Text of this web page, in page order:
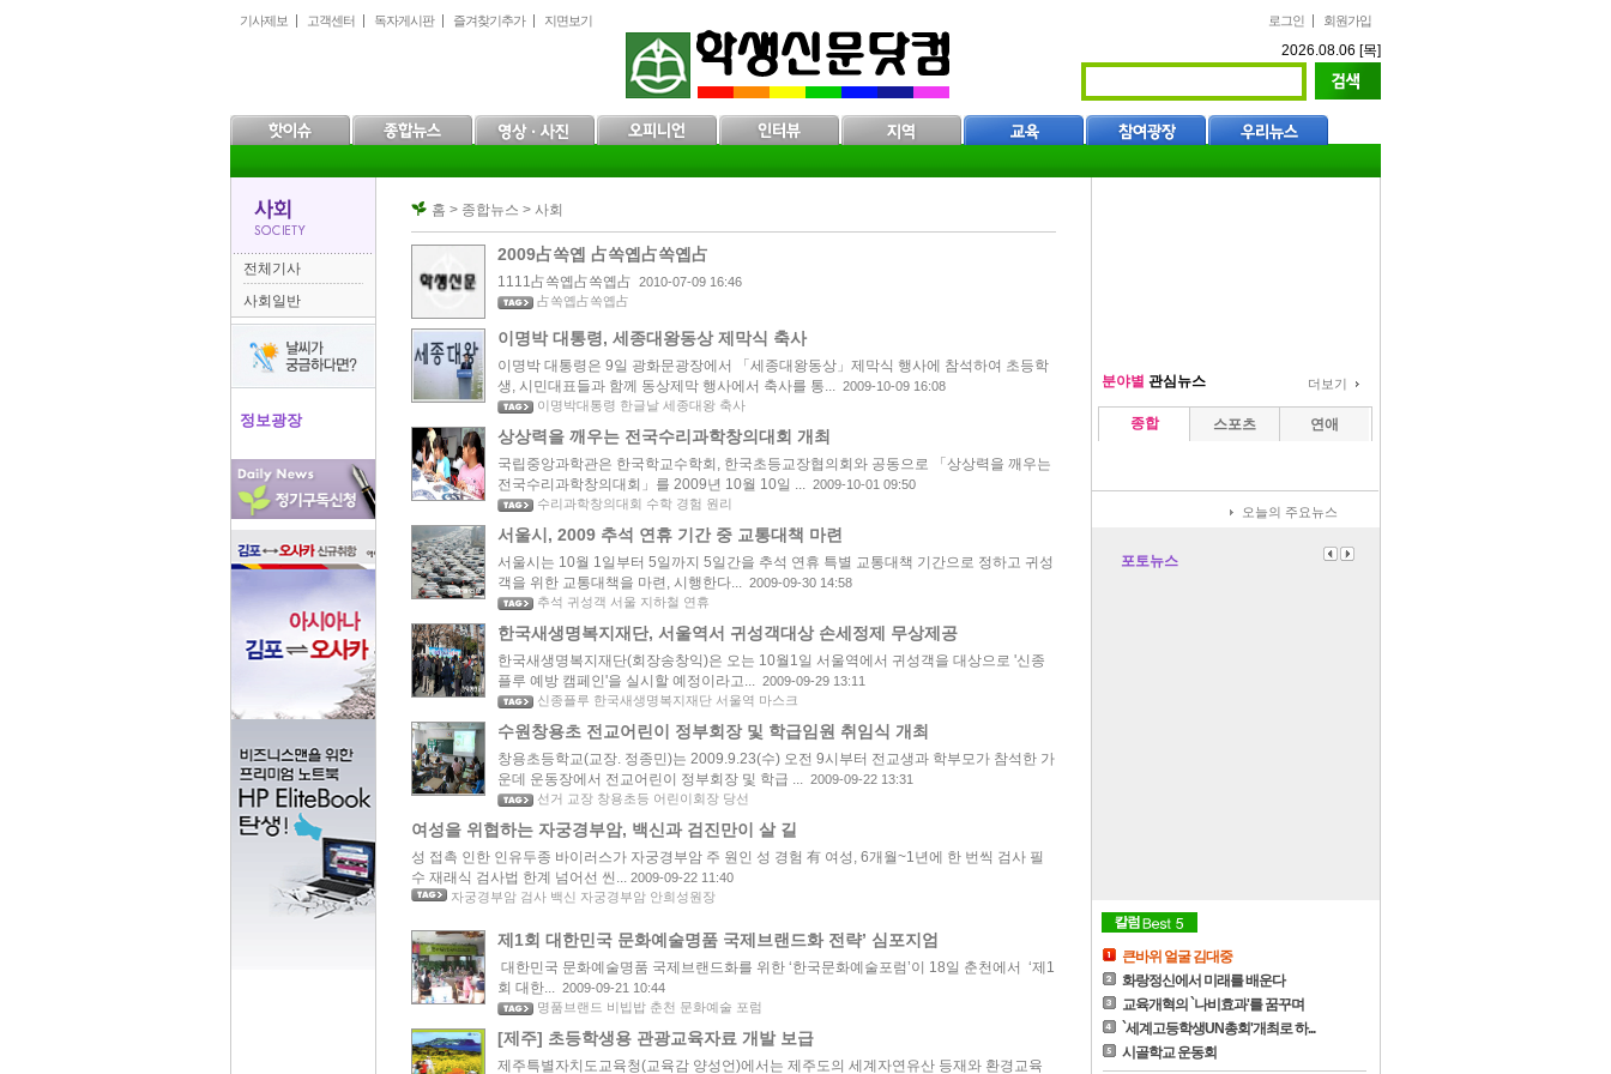
문
로
인
바
위
바
로그인 회원가입
기사제보 고객센터 독자게시판 즐겨찾기추가 지면보기
2026.08.06 [목]
전체기사
사회일반
정보광장
홈 > 종합뉴스 > 사회
2009占쏙옙 占쏙옙占쏙옙占
1111占쏙옙占쏙옙占 2010-07-09 16:46
占쏙옙占쏙옙占
이명박 대통령, 세종대왕동상 제막식 축사
이명박 대통령은 9일 광화문광장에서 「세종대왕동상」제막식 행사에 참석하여 초등학
생, 시민대표들과 함께 동상제막 행사에서 축사를 통... 2009-10-09 16:08
이명박대통령 한글날 세종대왕 축사
상상력을 깨우는 전국수리과학창의대회 개최
국립중앙과학관은 한국학교수학회, 한국초등교장협의회와 공동으로 「상상력을 깨우는
전국수리과학창의대회」를 2009년 10월 10일 ... 2009-10-01 09:50
수리과학창의대회 수학 경험 원리
서울시, 2009 추석 연휴 기간 중 교통대책 마련
서울시는 10월 1일부터 5일까지 5일간을 추석 연휴 특별 교통대책 기간으로 정하고 귀성
객을 위한 교통대책을 마련, 시행한다... 2009-09-30 14:58
추석 귀성객 서울 지하철 연휴
한국새생명복지재단, 서울역서 귀성객대상 손세정제 무상제공
한국새생명복지재단(회장송창익)은 오는 10월1일 서울역에서 귀성객을 대상으로 '신종
플루 예방 캠페인'을 실시할 예정이라고... 2009-09-29 13:11
신종플루 한국새생명복지재단 서울역 마스크
수원창용초 전교어린이 정부회장 및 학급임원 취임식 개최
창용초등학교(교장. 정종민)는 2009.9.23(수) 오전 9시부터 전교생과 학부모가 참석한 가
운데 운동장에서 전교어린이 정부회장 및 학급 ... 2009-09-22 13:31
선거 교장 창용초등 어린이회장 당선
여성을 위협하는 자궁경부암, 백신과 검진만이 살 길
성 접촉 인한 인유두종 바이러스가 자궁경부암 주 원인 성 경험 有 여성, 6개월~1년에 한 번씩 검사 필
수 재래식 검사법 한계 넘어선 씬... 2009-09-22 11:40
자궁경부암 검사 백신 자궁경부암 안희성원장
제1회 대한민국 문화예술명품 국제브랜드화 전략’ 심포지엄
대한민국 문화예술명품 국제브랜드화를 위한 ‘한국문화예술포럼’이 18일 춘천에서 ‘제1
회 대한... 2009-09-21 10:44
명품브랜드 비빕밥 춘천 문화예술 포럼
[제주] 초등학생용 관광교육자료 개발 보급
제주특별자치도교육청(교육감 양성언)에서는 제주도의 세계자연유산 등재와 환경교육
분야별 관심뉴스 더보기
종합 스포츠 연애
오늘의 주요뉴스
포토뉴스
큰바위 얼굴 김대중
화랑정신에서 미래를 배운다
교육개혁의 `나비효과'를 꿈꾸며
`세계고등학생UN총회'개최로 하...
시골학교 운동회